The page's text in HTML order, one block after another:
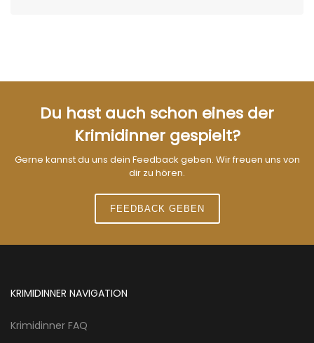
Du hast auch schon eines der
Krimidinner gespielt?
Gerne kannst du uns dein Feedback geben. Wir freuen uns von
dir zu hören.
FEEDBACK GEBEN
KRIMIDINNER NAVIGATION
Krimidinner FAQ